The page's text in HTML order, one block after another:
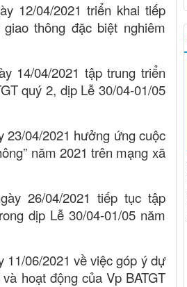
12/04/2021 triển khai tiếp
thông đặc biệt nghiêm
14/04/2021 tập trung triển
quý 2, dịp Lễ 30/04-01/05
23/04/2021 hưởng ứng cuộc
năm 2021 trên mạng xã
26/04/2021 tiếp tục tập
dịp Lễ 30/04-01/05 năm
11/06/2021 về việc góp ý dự
hoạt động của Vp BATGT